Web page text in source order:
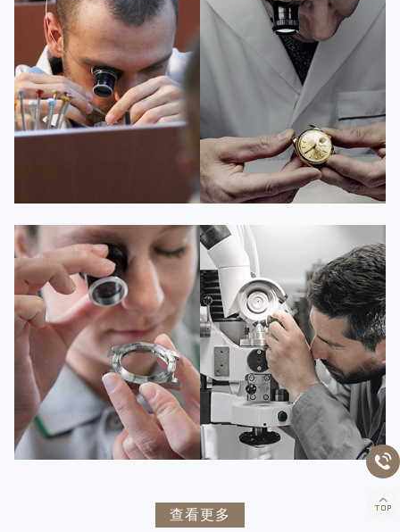
资深百达翡丽技师
是百达翡丽维修服务中心
(百达翡丽保养中心)
的高级技师之一
Guangzhou PatekPhilippe Maintain
center
资深百达翡丽技师
是百达翡丽维修服务中心
(百达翡丽保养中心)
的高级技师之一
Shenzhen PatekPhilippe Maintain
 百达翡丽维修
安尼塔·阿普里尔
资深百达翡丽技师
是百达翡丽维修服务中心
(百达翡丽保养中心)
的高级技师之一
Tianjin PatekPhilippe Maintain
 百达翡丽维修
贝亚特·布兰奇
资深百达翡丽技师
是百达翡丽维修服务中心
(百达翡丽保养中心)
的高级技师之一
Nanjing PatekPhilippe Maintain
center
 百达翡丽维修
辛迪·克莱门特
资深百达翡丽技师
查看更多

